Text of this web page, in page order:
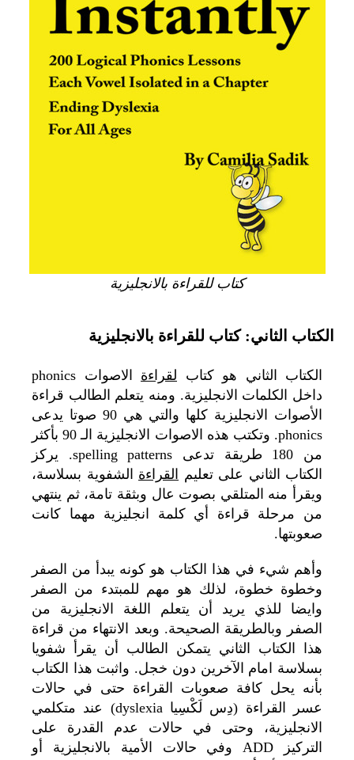
كتاب للقراءة بالانجليزية
الكتاب الثاني: كتاب للقراءة بالانجليزية
الكتاب الثاني هو كتاب لقراءة
الاصوات phonics
داخل الكلمات الانجليزية. ومنه يتعلم الطالب قراءة
الأصوات الانجليزية كلها والتي هي 90 صوتا يدعى
phonics. وتكتب هذه الاصوات الانجليزية الـ 90 بأكثر
من 180 طريقة تدعى spelling patterns. يركز
الكتاب الثاني على تعليم القراءة الشفوية بسلاسة،
ويقرأ منه المتلقي بصوت عال وبثقة تامة، ثم ينتهي
من مرحلة قراءة أي كلمة انجليزية مهما كانت
صعوبتها.
وأهم شيء في هذا الكتاب هو كونه يبدأ من الصفر
وخطوة خطوة، لذلك هو مهم للمبتدء من الصفر
وايضا للذي يريد أن يتعلم اللغة الانجليزية من
الصفر وبالطريقة الصحيحة. وبعد الانتهاء من قراءة
هذا الكتاب الثاني يتمكن الطالب أن يقرأ شفويا
بسلاسة امام الآخرين دون خجل. واثبت هذا الكتاب
بأنه يحل كافة صعوبات القراءة حتى في حالات
عسر القراءة (دِس لَكْسِيا dyslexia) عند متكلمي
الانجليزية، وحتى في حالات عدم القدرة على
التركيز ADD وفي حالات الأمية بالانجليزية أو